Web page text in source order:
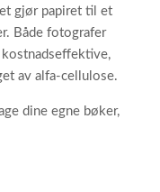
gjør papiret til et
Både fotografer
av alfa-cellulose.
dine egne bøker,